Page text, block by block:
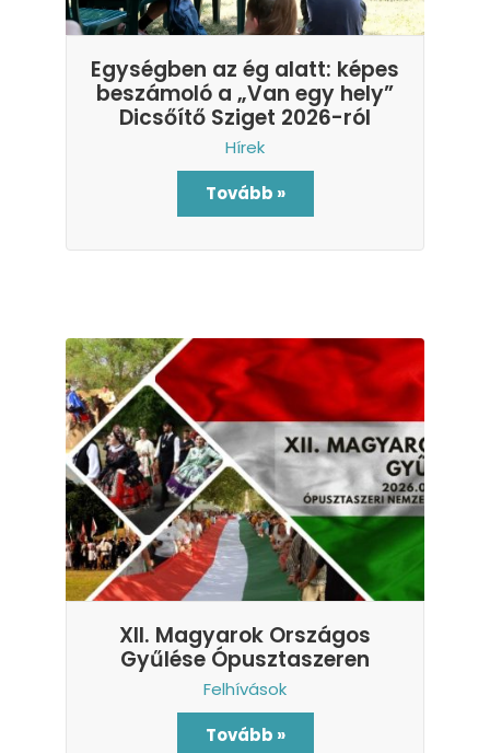
Egységben az ég alatt: képes
beszámoló a „Van egy hely”
Dicsőítő Sziget 2026-ról
Hírek
Tovább »
XII. Magyarok Országos
Gyűlése Ópusztaszeren
Felhívások
Tovább »